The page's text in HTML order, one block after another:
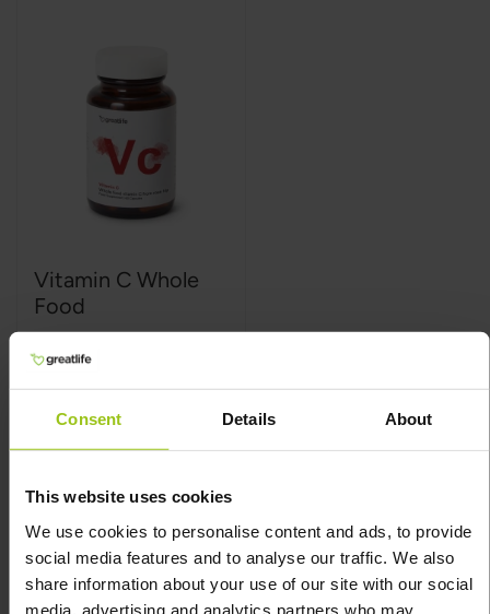
Consent Details About
This website uses cookies
We use cookies to personalise content and ads, to provide
social media features and to analyse our traffic. We also
share information about your use of our site with our social
media, advertising and analytics partners who may
Vitamin C Whole
Food
100%
34,99 €
Adicionar ao Carrinho